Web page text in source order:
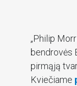
„Philip
bendrovės
pirmąją
Kviečiame